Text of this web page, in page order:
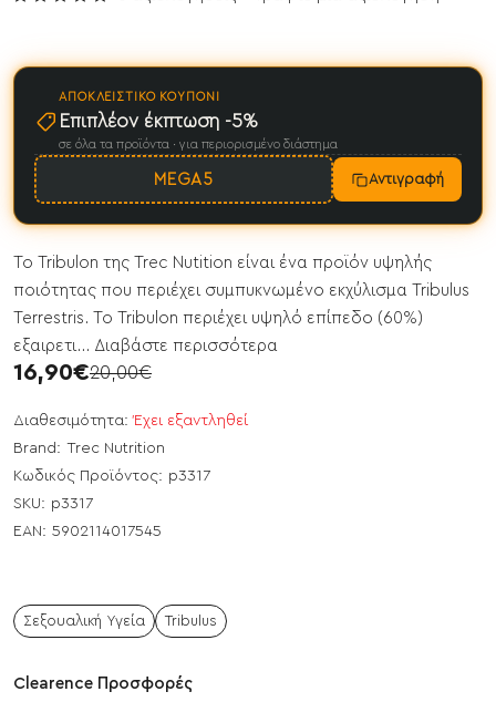
Διαθεσιμότητα: Έχει εξαντληθεί
Brand: Trec Nutrition
Κωδικός Προϊόντος: p3317
SKU: p3317
EAN: 5902114017545
16,90€20,00€
ΑΠΟΚΛΕΙΣΤΙΚΌ ΚΟΥΠΌΝΙ
Επιπλέον έκπτωση -5%
σε όλα τα προϊόντα · για περιορισμένο διάστημα
MEGA5 Αντιγραφή
Το Tribulon της Trec Nutition είναι ένα προϊόν υψηλής
ποιότητας που περιέχει συμπυκνωμένο εκχύλισμα Tribulus
Terrestris. Το Tribulon περιέχει υψηλό επίπεδο (60%)
εξαιρετι... Διαβάστε περισσότερα
Σεξουαλική Υγεία Tribulus
Clearence Προσφορές